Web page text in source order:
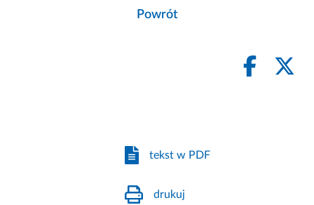
Powrót
tekst w PDF
drukuj